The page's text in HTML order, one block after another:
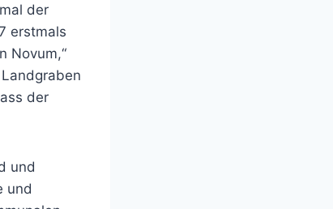
der
erstmals
Novum,“
der
und
und